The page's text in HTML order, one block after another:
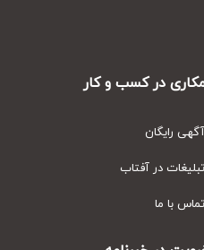
در کسب و کار
رایگان
در آفتاب
با ما